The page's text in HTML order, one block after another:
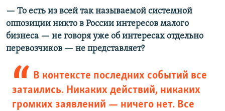
— То есть из всей так называемой системной
оппозиции никто в России интересов малого
бизнеса — не говоря уже об интересах отдельно
перевозчиков — не представляет?
В контексте последних событий все
затаились. Никаких действий, никаких
громких заявлений — ничего нет. Все